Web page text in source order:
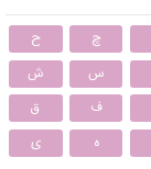
چ
ح
س
ش
ف
ق
ه ی